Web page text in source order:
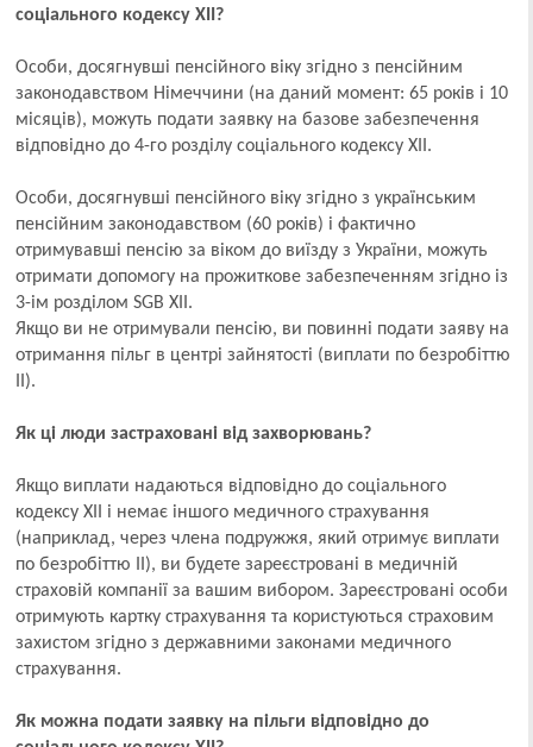
соціального кодексу XII?
Особи, досягнувші пенсійного віку згідно з пенсійним
законодавством Німеччини (на даний момент: 65 років і 10
місяців), можуть подати заявку на базове забезпечення
відповідно до 4-го розділу соціального кодексу XII.
Особи, досягнувші пенсійного віку згідно з українським
пенсійним законодавством (60 років) і фактично
отримувавші пенсію за віком до виїзду з України, можуть
отримати допомогу на прожиткове забезпеченням згідно із
3-ім розділом SGB XII.
Якщо ви не отримували пенсію, ви повинні подати заяву на
отримання пільг в центрі зайнятості (виплати по безробіттю
II).
Як ці люди застраховані від захворювань?
Якщо виплати надаються відповідно до соціального
кодексу XII і немає іншого медичного страхування
(наприклад, через члена подружжя, який отримує виплати
по безробіттю II), ви будете зареєстровані в медичній
страховій компанії за вашим вибором. Зареєстровані особи
отримують картку страхування та користуються страховим
захистом згідно з державними законами медичного
страхування.
Як можна подати заявку на пільги відповідно до